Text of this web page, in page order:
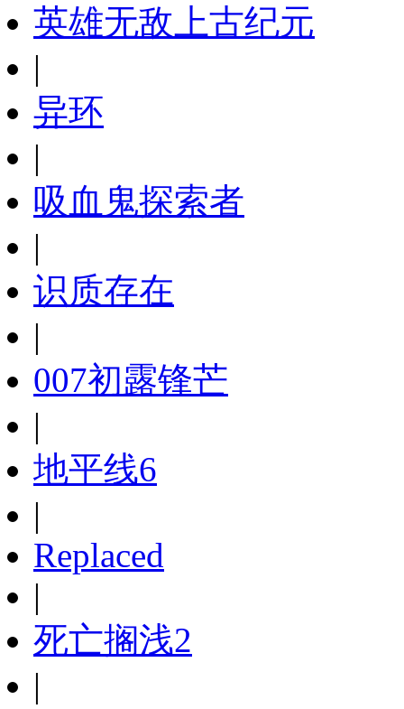
英雄无敌上古纪元
|
异环
|
吸血鬼探索者
|
识质存在
|
007初露锋芒
|
地平线6
|
Replaced
|
死亡搁浅2
|